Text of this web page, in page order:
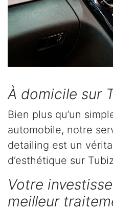
À domicile sur
Bien plus qu’un
automobile, notre
detailing est un
d’esthétique sur
Votre
meilleur